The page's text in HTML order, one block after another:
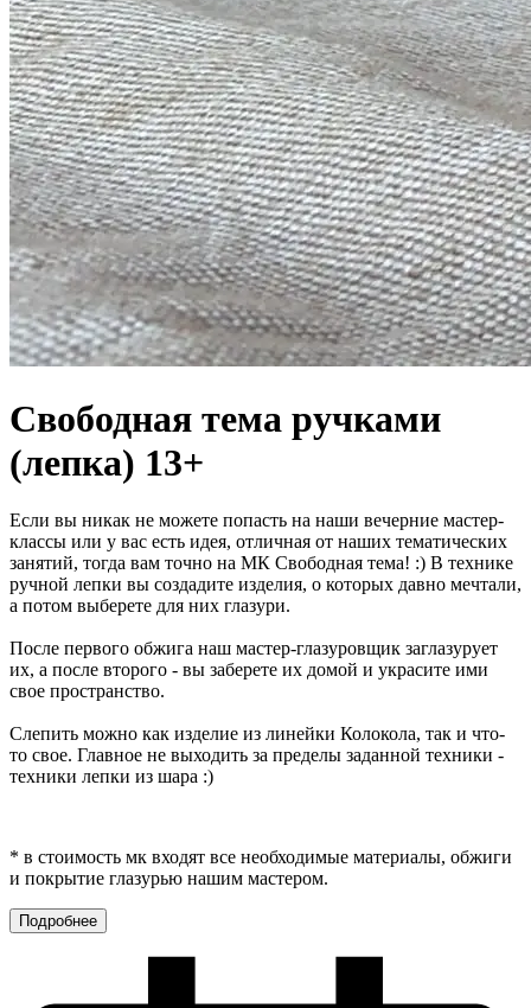
Свободная тема ручками
(лепка) 13+
Если вы никак не можете попасть на наши вечерние мастер-
классы или у вас есть идея, отличная от наших тематических
занятий, тогда вам точно на МК Свободная тема! :) В технике
ручной лепки вы создадите изделия, о которых давно мечтали,
а потом выберете для них глазури.
После первого обжига наш мастер-глазуровщик заглазурует
их, а после второго - вы заберете их домой и украсите ими
свое пространство.
Слепить можно как изделие из линейки Колокола, так и что-
то свое. Главное не выходить за пределы заданной техники -
техники лепки из шара :)
* в стоимость мк входят все необходимые материалы, обжиги
и покрытие глазурью нашим мастером.
Подробнее